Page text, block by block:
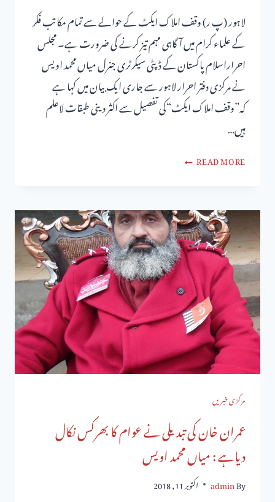
لاہور (پ ر) وقف املاک ایکٹ کے حوالے سے تمام مکاتب فکر
کے علماء کرام میں آگاہی مہم تیز کرنے کی ضرورت ہے۔ مجلس
احراراسلام پاکستان کے ڈپٹی سیکرٹری جنرل میاں محمد اویس
نے مرکزی دفتر احرار لاہور سے جاری ایک بیان میں کہا ہے
کہ”وقف املاک ایکٹ“کی تفصیل سے اکثر دینی طبقات لاعلم
ہیں…
READ MORE
مرکزی خبریں
عمران خان کی تبدیلی نے عوام کا بھرکس نکال
دیاہے : میاں محمد اویس
By
admin اکتوبر 11, 2018